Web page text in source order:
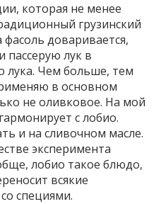
которая не менее
грузинский
доваривается,
пассерую лук в
лука. Чем больше, тем
в основном
не оливковое. На мой
с лобио.
и на сливочном масле.
эксперимента
лобио такое блюдо,
всякие
специями.